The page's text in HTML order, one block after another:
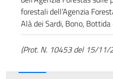
forestali dell’Agenzia
Alà dei Sardi, Bono,
(Prot. N. 10453 del 15/11/